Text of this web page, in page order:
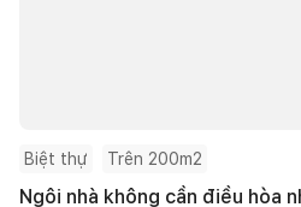
Biệt thự Trên 200m2
Ngôi nhà không cần điều hòa